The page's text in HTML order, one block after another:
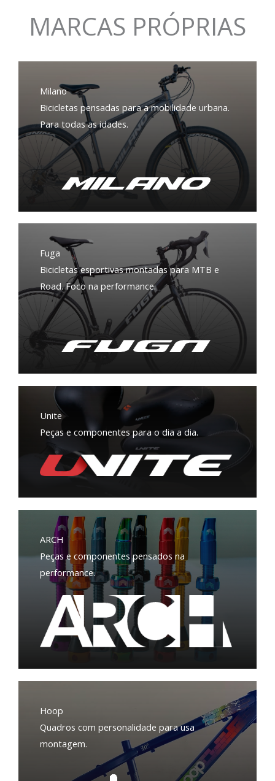
MARCAS PRÓPRIAS
Milano
Bicicletas pensadas para a mobilidade urbana.
Para todas as idades.
Fuga
Bicicletas esportivas montadas para MTB e
Road. Foco na performance.
Unite
Peças e componentes para o dia a dia.
ARCH
Peças e componentes pensados na
performance.
Hoop
Quadros com personalidade para usa
montagem.